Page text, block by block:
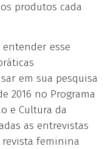
produtos cada
esse
em sua pesquisa
2016 no Programa
e Cultura da
as entrevistas
feminina